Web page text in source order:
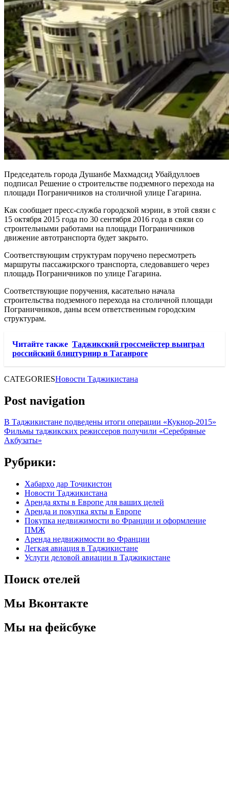
Председатель города Душанбе Махмадсид Убайдуллоев
подписал Решение о строительстве подземного перехода на
площади Пограничников на столичной улице Гагарина.
Как сообщает пресс-служба городской мэрии, в этой связи с
15 октября 2015 года по 30 сентября 2016 года в связи со
строительными работами на площади Пограничников
движение автотранспорта будет закрыто.
Соответствующим структурам поручено пересмотреть
маршруты пассажирского транспорта, следовавшего через
площадь Пограничников по улице Гагарина.
Соответствующие поручения, касательно начала
строительства подземного перехода на столичной площади
Пограничников, даны всем ответственным городским
структурам.
Читайте также Таджикский гроссмейстер выиграл
российский блицтурнир в Таганроге
CATEGORIESНовости Таджикистана
Post navigation
В Таджикистане подведены итоги операции «Кукнор-2015»
Фильмы таджикских режиссеров получили «Серебряные
Акбузаты»
Рубрики:
Хабарҳо дар Тоҷикистон
Новости Таджикистана
Аренда яхты в Европе для ваших целей
Аренда и покупка яхты в Европе
Покупка недвижимости во Франции и оформление
ПМЖ
Аренда недвижимости во Франции
Легкая авиация в Таджикистане
Услуги деловой авиации в Таджикистане
Поиск отелей
Мы Вконтакте
Мы на фейсбуке